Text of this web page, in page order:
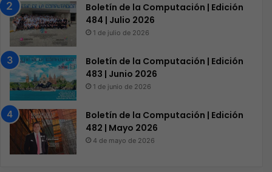
Boletín de la Computación | Edición
484 | Julio 2026
1 de julio de 2026
Boletín de la Computación | Edición
483 | Junio 2026
1 de junio de 2026
Boletín de la Computación | Edición
482 | Mayo 2026
4 de mayo de 2026